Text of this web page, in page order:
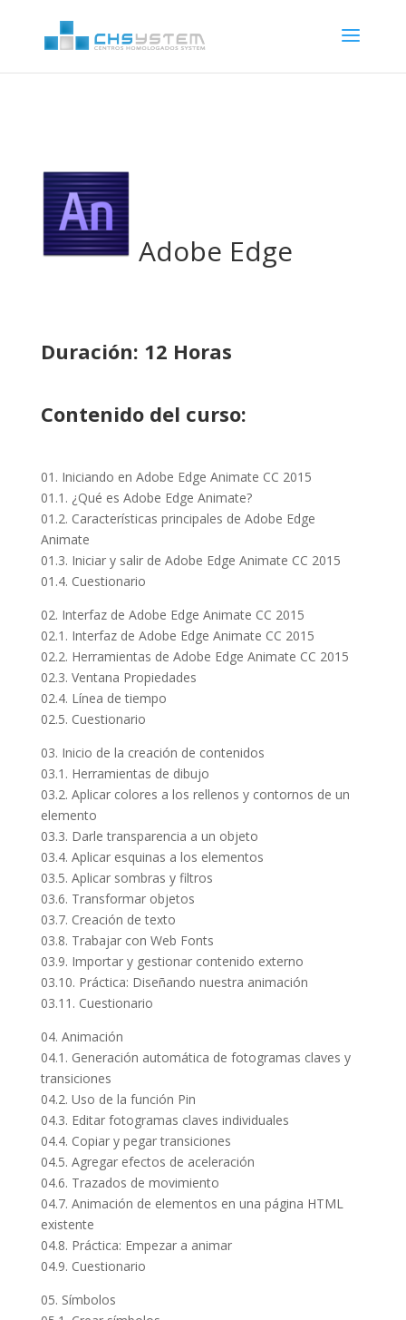
Adobe Edge
Duración: 12 Horas
Contenido del curso:
01. Iniciando en Adobe Edge Animate CC 2015
01.1. ¿Qué es Adobe Edge Animate?
01.2. Características principales de Adobe Edge
Animate
01.3. Iniciar y salir de Adobe Edge Animate CC 2015
01.4. Cuestionario
02. Interfaz de Adobe Edge Animate CC 2015
02.1. Interfaz de Adobe Edge Animate CC 2015
02.2. Herramientas de Adobe Edge Animate CC 2015
02.3. Ventana Propiedades
02.4. Línea de tiempo
02.5. Cuestionario
03. Inicio de la creación de contenidos
03.1. Herramientas de dibujo
03.2. Aplicar colores a los rellenos y contornos de un
elemento
03.3. Darle transparencia a un objeto
03.4. Aplicar esquinas a los elementos
03.5. Aplicar sombras y filtros
03.6. Transformar objetos
03.7. Creación de texto
03.8. Trabajar con Web Fonts
03.9. Importar y gestionar contenido externo
03.10. Práctica: Diseñando nuestra animación
03.11. Cuestionario
04. Animación
04.1. Generación automática de fotogramas claves y
transiciones
04.2. Uso de la función Pin
04.3. Editar fotogramas claves individuales
04.4. Copiar y pegar transiciones
04.5. Agregar efectos de aceleración
04.6. Trazados de movimiento
04.7. Animación de elementos en una página HTML
existente
04.8. Práctica: Empezar a animar
04.9. Cuestionario
05. Símbolos